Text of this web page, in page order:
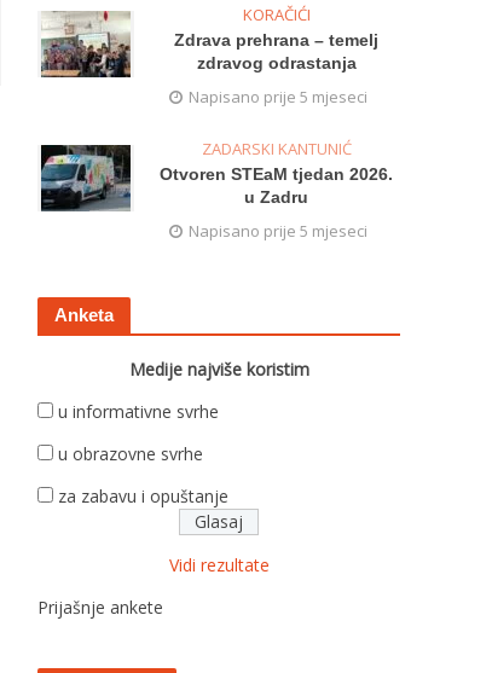
KORAČIĆI
Zdrava prehrana – temelj
zdravog odrastanja
Napisano prije 5 mjeseci
ZADARSKI KANTUNIĆ
Otvoren STEaM tjedan 2026.
u Zadru
Napisano prije 5 mjeseci
Anketa
Medije najviše koristim
u informativne svrhe
u obrazovne svrhe
za zabavu i opuštanje
Vidi rezultate
Prijašnje ankete